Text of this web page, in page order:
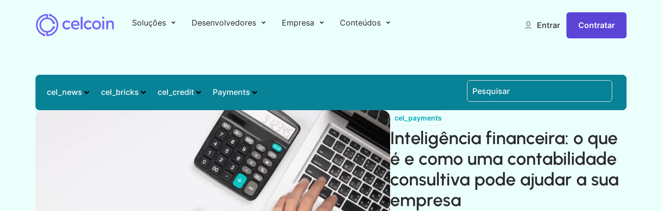
Soluções Desenvolvedores Empresa Conteúdos Entrar Contratar
cel_news cel_bricks cel_credit Payments
cel_payments
Inteligência financeira: o que
é e como uma contabilidade
consultiva pode ajudar a sua
empresa